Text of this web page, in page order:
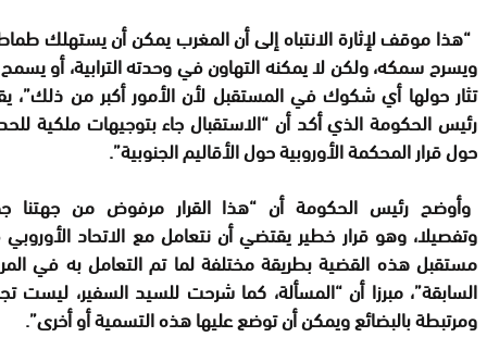
“هذا موقف لإثارة الانتباه إلى أن المغرب يمكن أن يستهلك
ويسرح سمكه، ولكن لا يمكنه التهاون في وحدته الترابية، أو
تثار حولها أي شكوك في المستقبل لأن الأمور أكبر من ذلك”،
رئيس الحكومة الذي أكد أن “الاستقبال جاء بتوجيهات ملكية
حول قرار المحكمة الأوروبية حول الأقاليم الجنوبية”.
وأوضح رئيس الحكومة أن “هذا القرار مرفوض من جهتنا
وتفصيلا، وهو قرار خطير يقتضي أن نتعامل مع الاتحاد
مستقبل هذه القضية بطريقة مختلفة لما تم التعامل به في
السابقة”، مبرزا أن “المسألة، كما شرحت للسيد السفير، ليست
ومرتبطة بالبضائع ويمكن أن توضع عليها هذه التسمية أو أخرى”.